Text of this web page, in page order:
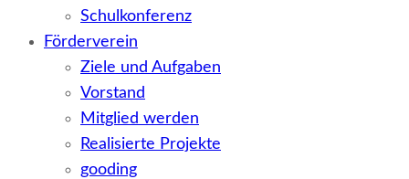
Schulkonferenz
Förderverein
Ziele und Aufgaben
Vorstand
Mitglied werden
Realisierte Projekte
gooding